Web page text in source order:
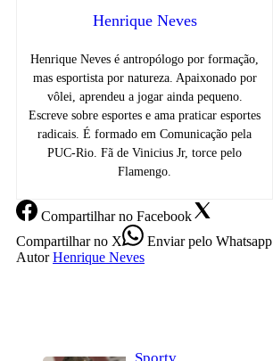
Henrique Neves
Henrique Neves é antropólogo por formação,
mas esportista por natureza. Apaixonado por
vôlei, aprendeu a jogar ainda pequeno.
Escreve sobre esportes e ama praticar esportes
radicais. É formado em Comunicação pela
PUC-Rio. Fã de Vinicius Jr, torce pelo
Flamengo.
Compartilharno Facebook
Compartilharno X Enviarpelo Whatsapp
Autor Henrique Neves